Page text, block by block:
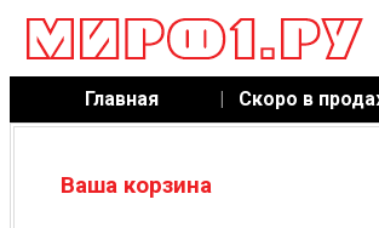
Главная | Скоро в
Ваша корзина